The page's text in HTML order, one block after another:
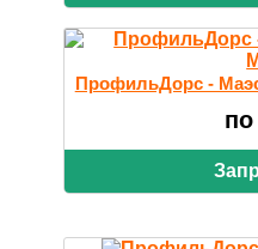
ПрофильДорс -
по